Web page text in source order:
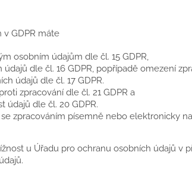
v GDPR máte
osobním údajům dle čl. 15 GDPR,
dle čl. 16 GDPR, popřípadě omezení
údajů dle čl. 17 GDPR.
zpracování dle čl. 21 GDPR a
údajů dle čl. 20 GDPR.
zpracováním písemně nebo elektronicky
u Úřadu pro ochranu osobních údajů v